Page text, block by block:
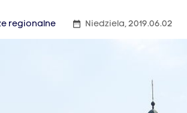
regionalne date_range Niedziela, 2019.06.02